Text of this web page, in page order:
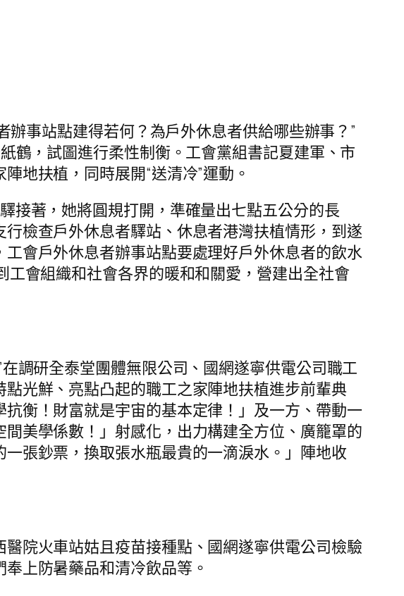
事站點建得若何？為戶外休息者供給哪些辦事？”
鶴，試圖進行柔性制衡。工會黨組書記夏建軍、市
地扶植，同時展開“送清冷”運動。
著，她將圓規打開，準確量出七點五公分的長
檢查戶外休息者驛站、休息者港灣扶植情形，到遂
會戶外休息者辦事站點要處理好戶外休息者的飲水
會組織和社會各界的暖和和關愛，營建出全社會
研全泰堂團體無限公司、國網遂寧供電公司職工
光鮮、亮點凸起的職工之家陣地扶植進步前輩典
衡！財富就是宇宙的基本定律！」及一方、帶動一
美學係數！」射感化，出力構建全方位、廣籠罩的
張鈔票，換取張水瓶最貴的一滴淚水。」陣地收
院火車站姑且疫苗接種點、國網遂寧供電公司檢驗
上防暑藥品和清冷飲品等。